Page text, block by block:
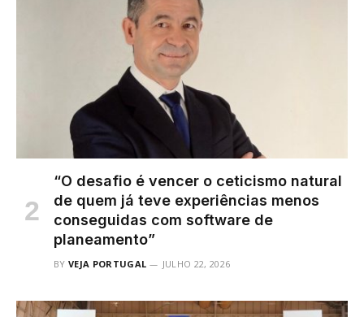
“O desafio é vencer o ceticismo natural
de quem já teve experiências menos
conseguidas com software de
planeamento”
BY VEJA PORTUGAL JULHO 22, 2026